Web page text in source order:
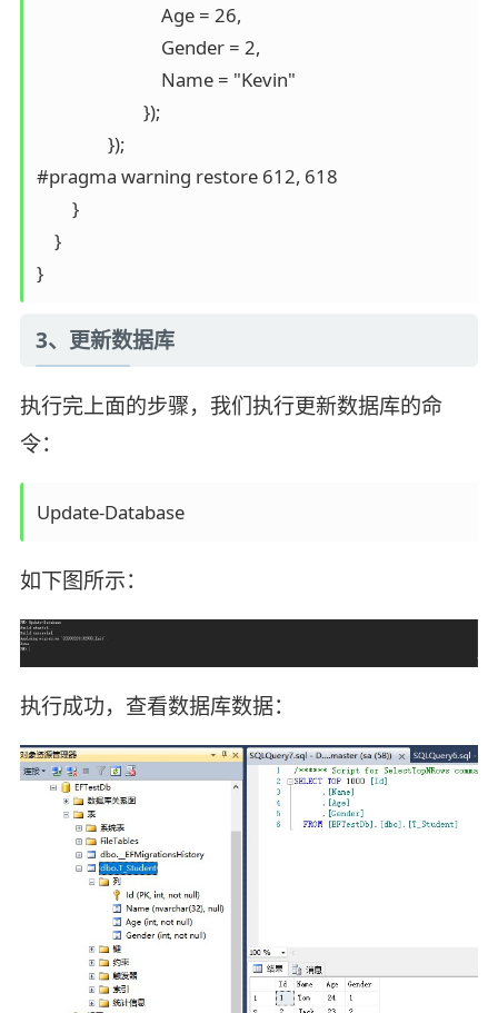
                            Age = 26,
                            Gender = 2,
                            Name = "Kevin"
                        });
                });
#pragma warning restore 612, 618
        }
    }
}
3、更新数据库
执行完上面的步骤，我们执行更新数据库的命
令：
Update-Database
如下图所示：
执行成功，查看数据库数据：